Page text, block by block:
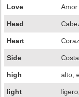
Love Amor
Head
Heart
Side
high alto,
light